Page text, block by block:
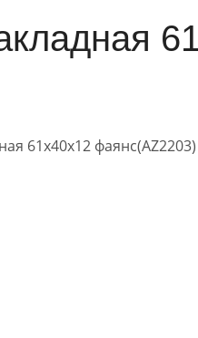
61х40х12 фаянс(AZ2203)